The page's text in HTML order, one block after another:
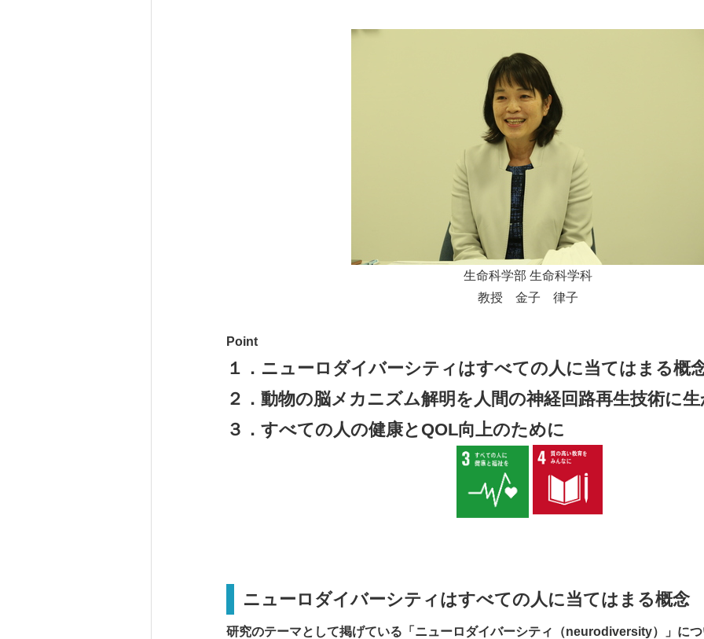
生命科学部 生命科学科
教授 金子 律子
Point
１．ニューロダイバーシティはすべての人に当てはまる概
２．動物の脳メカニズム解明を人間の神経回路再生技術に
３．すべての人の健康とQOL向上のために
ニューロダイバーシティはすべての人に当てはまる概念
研究のテーマとして掲げている「ニューロダイバーシティ（neurodiversity）」に